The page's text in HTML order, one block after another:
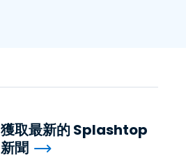
獲取最新的 Splashtop
新聞